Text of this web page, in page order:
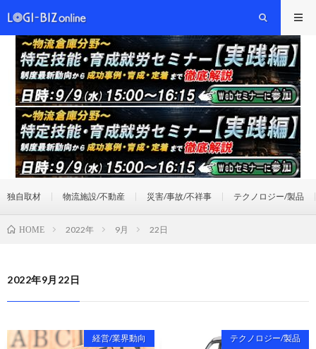
独自取材 物流施設/不動産 災害/事故/不祥事 テクノロジー/製品
HOME 2022年 9月 22日
2022年9月22日
経営/業界動向
テクノロジー/製品